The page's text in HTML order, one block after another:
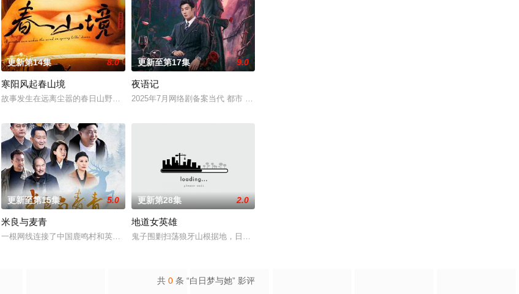
竞争，通过创新实践实现本土设计理念突破的故事。
门，原以为能过上富裕生活，却发现这段婚姻只是骗局。陷入困境时，他遇见妻弟贝律清（闫睿豪 饰）并逐渐被对
更新第14集 8.0
寒阳风起春山境
故事发生在远离尘嚣的春日山野，两个孤独的人因机缘巧合相遇。一人背负过往伤痕，避世居于深山；一人心怀迷茫，于旅途中误入这片山林。在
更新至第17集 9.0
夜语记
2025年7月网络剧备案当代 都市 海南越酷文化传媒有限公司
久，还处在新婚燕尔的喜悦和幸福之中，虽然婆婆王翠芬有点难缠，但金桔
（张歆艺 饰）邂逅了风度翩翩的集团老板高野（黄觉 饰），随着时间的推移，两人渐渐互生情愫走到了一起。富家
更新至第15集 5.0
米良与麦青
一根网线连接了中国鹿鸣村和英国牛津，麦香通过视频向米良宣告：婚不结了。鹿鸣村开了锅，村民大骂麦香是叛徒。麦香是婚前体检查出不孕症
更新第28集 2.0
地道女英雄
鬼子围剿扫荡狼牙山根据地，日军大队长野田天一、中队长三木武夫等带兵参加围剿。冀中军区损失惨重，袁
共 0 条 “白日梦与她” 影评